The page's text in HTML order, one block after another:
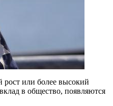
рост или более высокий
в общество, появляются